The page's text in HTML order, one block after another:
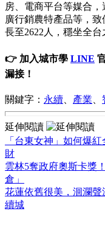
房、電商平台等媒合
廣行銷農特產品等，
長至2622人，穩坐全台
👉 加入城市學 LINE
漏接！
關鍵字： 永續 產業
延伸閱讀
「台東女神」如何爆
財
雲林5奪政府奧斯卡獎
倉」
花蓮依舊很美，洄瀾
續城